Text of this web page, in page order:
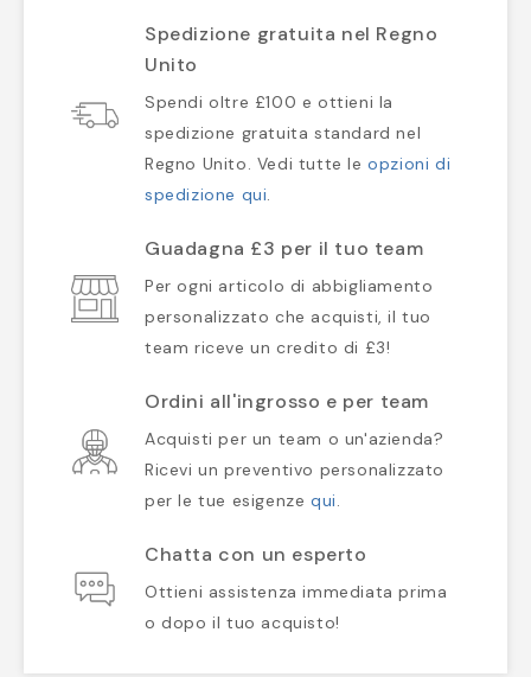
Spedizione gratuita nel Regno
Unito
Spendi oltre £100 e ottieni la
spedizione gratuita standard nel
Regno Unito. Vedi tutte leopzioni di
spedizione qui.
Guadagna £3 per il tuo team
Per ogni articolo di abbigliamento
personalizzato che acquisti, il tuo
team riceve un credito di £3!
Ordini all'ingrosso e per team
Acquisti per un team o un'azienda?
Ricevi un preventivo personalizzato
per le tue esigenze qui.
Chatta con un esperto
Ottieni assistenza immediata prima
o dopo il tuo acquisto!